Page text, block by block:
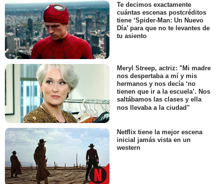
Te decimos exactamente
cuántas escenas postcréditos
tiene ‘Spider-Man: Un Nuevo
Día’ para que no te levantes de
tu asiento
Meryl Streep, actriz: "Mi madre
nos despertaba a mí y mis
hermanos y nos decía ‘no
tienen que ir a la escuela’. Nos
saltábamos las clases y ella
nos llevaba a la ciudad"
Netflix tiene la mejor escena
inicial jamás vista en un
western